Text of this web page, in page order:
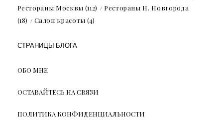
Рестораны Москвы (112)
Рестораны Н. Новгорода
(18)
Салон красоты (4)
СТРАНИЦЫ БЛОГА
ОБО МНЕ
ОСТАВАЙТЕСЬ НА СВЯЗИ
ПОЛИТИКА КОНФИДЕНЦИАЛЬНОСТИ